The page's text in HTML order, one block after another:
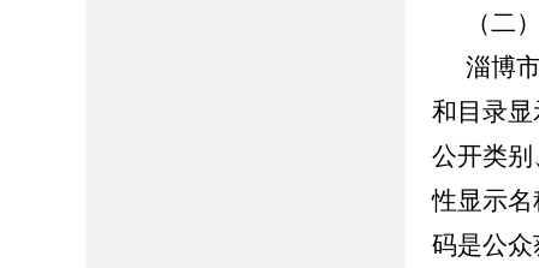
（二
淄博
和目录
公开类
性显示
码是公